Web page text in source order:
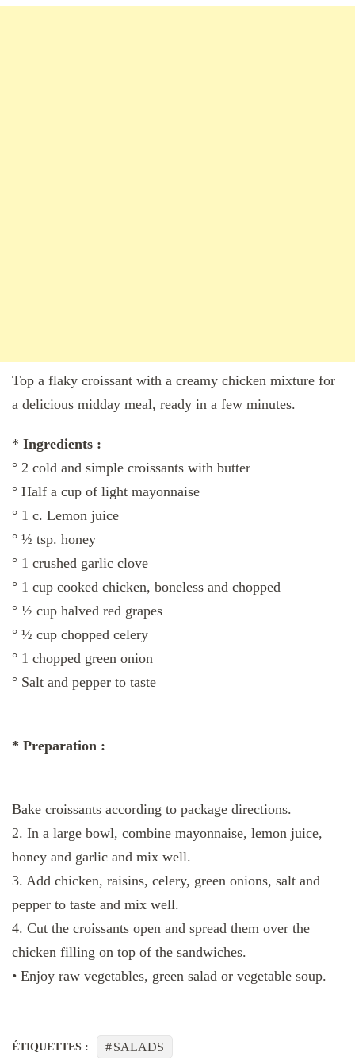
Top a flaky croissant with a creamy chicken mixture for
a delicious midday meal, ready in a few minutes.
* Ingredients :
° 2 cold and simple croissants with butter
° Half a cup of light mayonnaise
° 1 c. Lemon juice
° ½ tsp. honey
° 1 crushed garlic clove
° 1 cup cooked chicken, boneless and chopped
° ½ cup halved red grapes
° ½ cup chopped celery
° 1 chopped green onion
° Salt and pepper to taste
* Preparation :
Bake croissants according to package directions.
2. In a large bowl, combine mayonnaise, lemon juice,
honey and garlic and mix well.
3. Add chicken, raisins, celery, green onions, salt and
pepper to taste and mix well.
4. Cut the croissants open and spread them over the
chicken filling on top of the sandwiches.
• Enjoy raw vegetables, green salad or vegetable soup.
ÉTIQUETTES : SALADS